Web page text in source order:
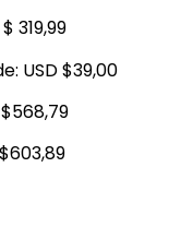
319,99
USD $39,00